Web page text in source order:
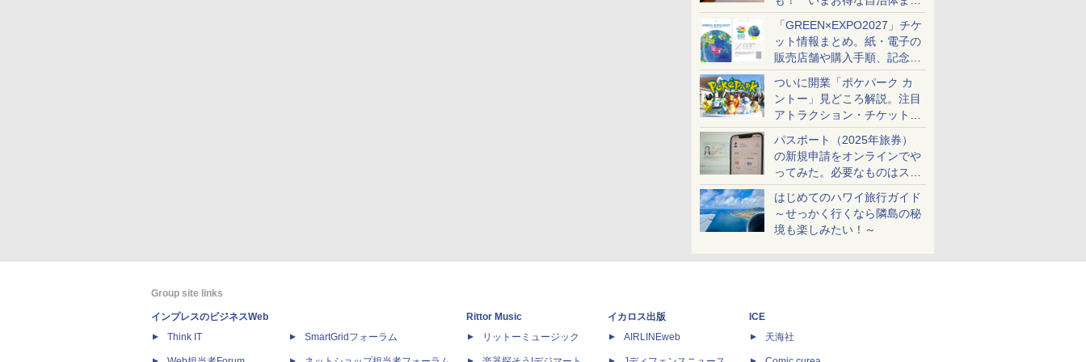
め
「GREEN×EXPO2027」チケ
ット情報まとめ。紙・電子の
販売店舗や購入手順、記念チ
ケットも解説
ついに開業「ポケパーク カ
ントー」見どころ解説。注目
アトラクション・チケット手
配・来場前に必要な準備は？
パスポート（2025年旅券）
の新規申請をオンラインでや
ってみた。必要なものはスマ
ホとマイナカードのみ
はじめてのハワイ旅行ガイド
～せっかく行くなら隣島の秘
境も楽しみたい！～
Group site links
インプレスのビジネスWeb
Think IT
SmartGridフォーラム
Rittor Music
リットーミュージック
イカロス出版
AIRLINEweb
ICE
天海社